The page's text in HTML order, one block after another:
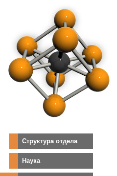
Структура отдела
Наука